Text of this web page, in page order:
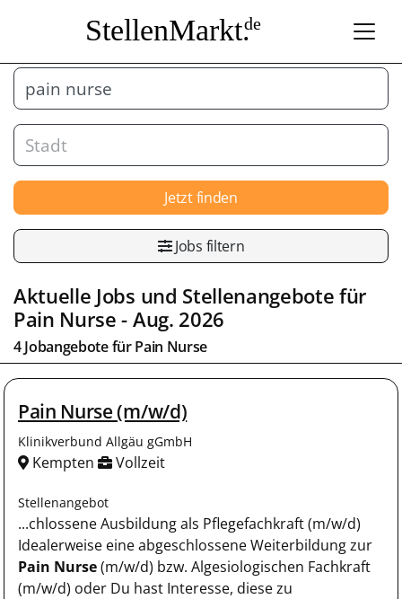
StellenMarkt.de
Jetzt finden
Jobs filtern
Aktuelle Jobs und Stellenangebote für
Pain Nurse- Aug. 2026
4 Jobangebote fürPain Nurse
Pain Nurse (m/w/d)
Klinikverbund Allgäu gGmbH
Kempten Vollzeit
Stellenangebot
...chlossene Ausbildung als Pflegefachkraft (m/w/d)
Idealerweise eine abgeschlossene Weiterbildung zur
Pain Nurse(m/w/d) bzw. Algesiologischen Fachkraft
(m/w/d) oder Du hast Interesse, diese zu